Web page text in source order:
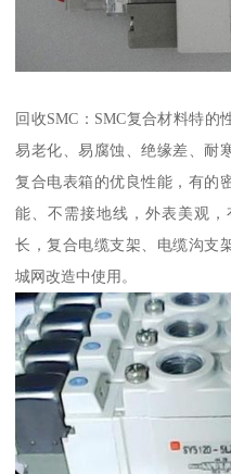
回收SMC：SMC复合材料特
易老化、易腐蚀、绝缘差、耐
复合电表箱的优良性能，有的
能、不需接地线，外表美观
长，复合电缆支架、电缆沟支
城网改造中使用。